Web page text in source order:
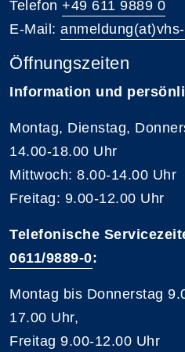
Telefon +49 611 9889 0
E-Mail:
Öffnungszeiten
Information und
Montag, Dienstag,
14.00-18.00 Uhr
Mittwoch: 8.00-14.00 Uhr
Freitag: 9.00-12.00 Uhr
Telefonische
0611/9889-0:
Montag bis Donnerstag
17.00 Uhr,
Freitag 9.00-12.00 Uhr